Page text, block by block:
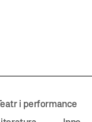
i performance